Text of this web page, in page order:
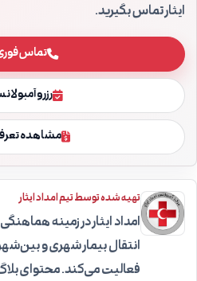
ایثار تماس بگیرید.
تماس
رزرو
مشاهده
تهیه شده توسط تیم امداد ایثار
امداد ایثار در زمینه
انتقال بیمار شهری و
فعالیت می‌کند. محتوای